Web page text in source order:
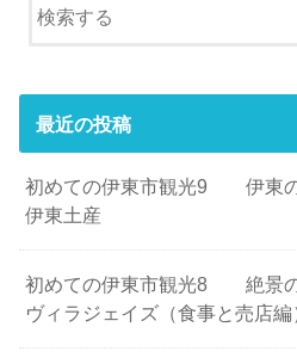
最近の投稿
初めての伊東市観光9 伊東の
伊東土産
初めての伊東市観光8 絶景の
ヴィラジェイズ（食事と売店編